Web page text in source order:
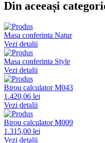
Din aceeași
Masa conferinta Natur
Vezi detalii
Masa conferinta Style
Vezi detalii
Birou calculator M043
1.420,06 lei
Vezi detalii
Birou calculator M009
1.315,00 lei
Vezi detalii